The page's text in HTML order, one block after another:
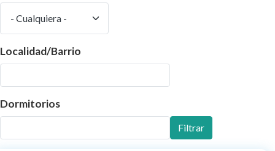
Localidad/Barrio
Dormitorios
Filtrar